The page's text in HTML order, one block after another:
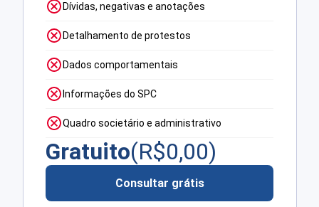
Dívidas, negativas e anotações
Detalhamento de protestos
Dados comportamentais
Informações do SPC
Quadro societário e administrativo
Gratuito(R$0,00)
Consultar grátis